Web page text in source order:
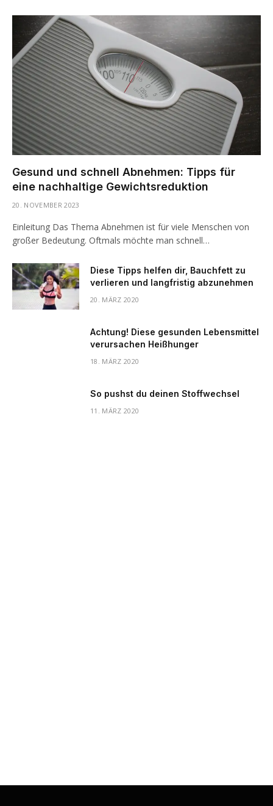
Gesund und schnell Abnehmen: Tipps für
eine nachhaltige Gewichtsreduktion
20. NOVEMBER 2023
Einleitung Das Thema Abnehmen ist für viele Menschen von
großer Bedeutung. Oftmals möchte man schnell…
Diese Tipps helfen dir, Bauchfett zu
verlieren und langfristig abzunehmen
20. MÄRZ 2020
Achtung! Diese gesunden Lebensmittel
verursachen Heißhunger
18. MÄRZ 2020
So pushst du deinen Stoffwechsel
11. MÄRZ 2020